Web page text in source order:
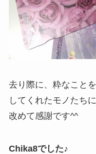
去り際に、粋なことを
してくれたモノたちに
改めて感謝です^^
Chika8でした♪